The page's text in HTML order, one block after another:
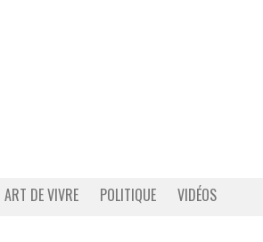
ART DE VIVRE POLITIQUE VIDÉOS